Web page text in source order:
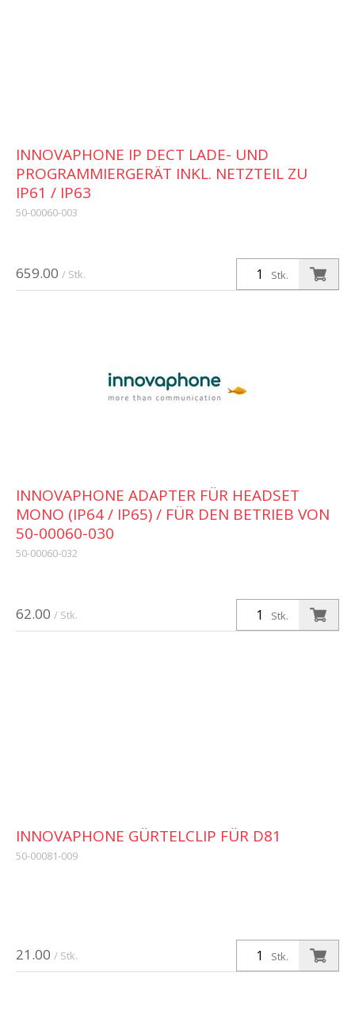
659.00 / Stk. Stk.
INNOVAPHONE IP DECT LADE- UND
PROGRAMMIERGERÄT INKL. NETZTEIL ZU
IP61 / IP63
50-00060-003
62.00 / Stk. Stk.
INNOVAPHONE ADAPTER FÜR HEADSET
MONO (IP64 / IP65) / FÜR DEN BETRIEB VON
50-00060-030
50-00060-032
21.00 / Stk. Stk.
INNOVAPHONE GÜRTELCLIP FÜR D81
50-00081-009